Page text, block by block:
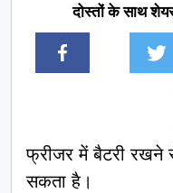
दोस्तों के साथ
फ्रीजर में बैटरी रखने
सकता है।